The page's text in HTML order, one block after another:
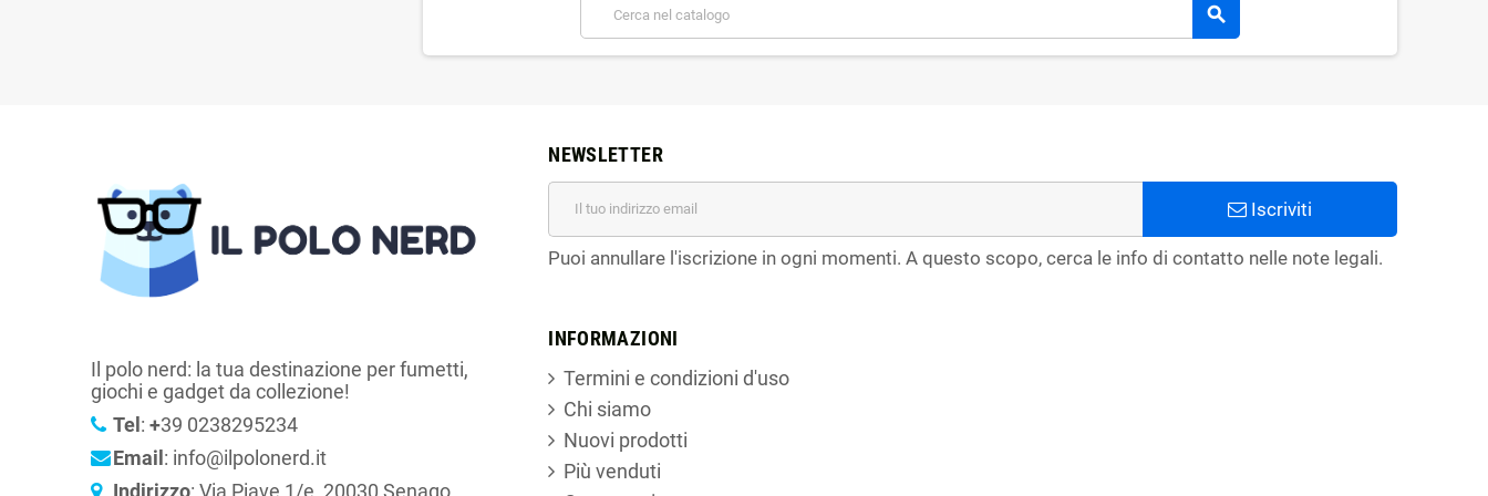
search
Il polo nerd: la tua destinazione per fumetti,
giochi e gadget da collezione!
Tel: +39 0238295234
Email: info@ilpolonerd.it
Indirizzo: Via Piave 1/e, 20030 Senago
NEWSLETTER
Iscriviti
Puoi annullare l'iscrizione in ogni momenti. A questo scopo, cerca le info di contatto nelle note legali.
INFORMAZIONI
Termini e condizioni d'uso
Chi siamo
Nuovi prodotti
Più venduti